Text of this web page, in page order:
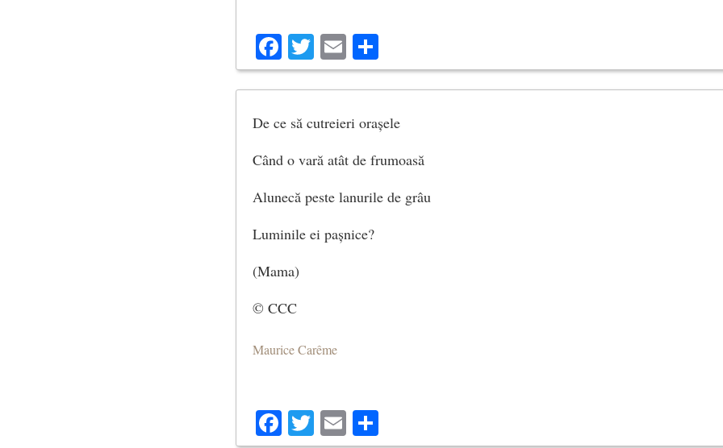
Facebook
Twitter
Email
De ce să cutreieri orașele
Când o vară atât de frumoasă
Alunecă peste lanurile de grâu
Luminile ei pașnice?
(Mama)
© CCC
Maurice Carême
Facebook
Twitter
Email